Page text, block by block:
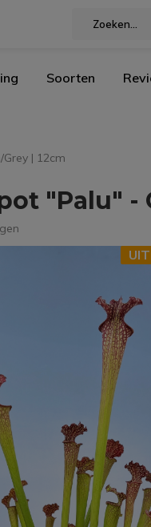
Soorten
| 12cm
"Palu" -